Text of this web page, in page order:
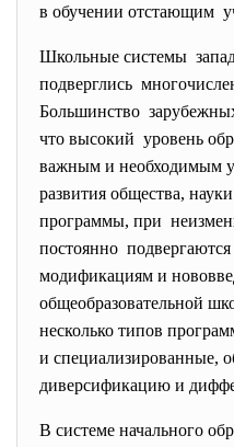
в обучении отстающим
Школьные системы
подверглись
Большинство
что высокий уровень
важным и необходимым
развития общества,
программы, при
постоянно подвергаются
модификациям и
общеобразовательной
несколько типов
и специализированные,
диверсификацию и
В системе начального